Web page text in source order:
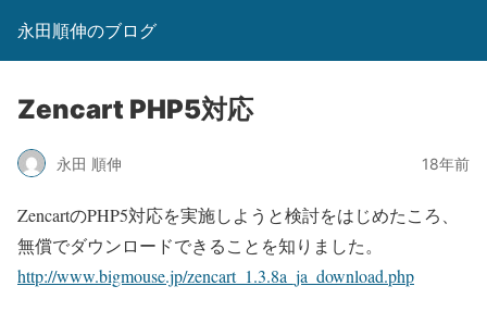
永田順伸のブログ
Zencart PHP5対応
永田 順伸 18年前
ZencartのPHP5対応を実施しようと検討をはじめたころ、
無償でダウンロードできることを知りました。
http://www.bigmouse.jp/zencart_1.3.8a_ja_download.php